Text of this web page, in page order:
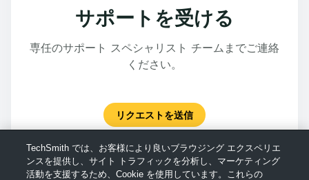
サポートを受ける
専任のサポート スペシャリスト チームまでご連絡
ください。
リクエストを送信
TechSmith では、お客様により良いブラウジング エクスペリエ
ンスを提供し、サイト トラフィックを分析し、マーケティング
活動を支援するため、Cookie を使用しています。これらの